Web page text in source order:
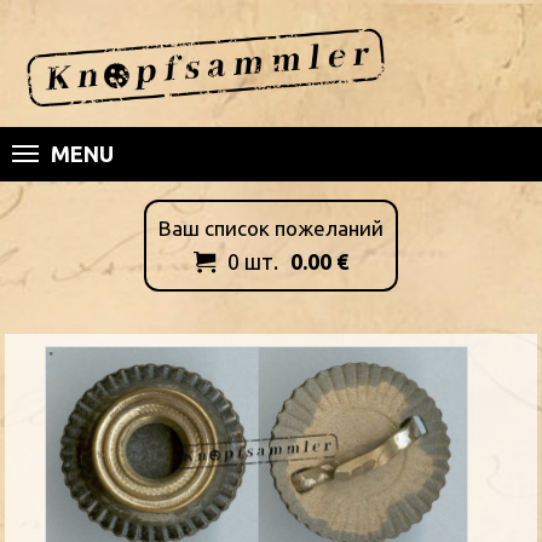
MENU
Ваш список пожеланий
 0 шт. 0.00 €